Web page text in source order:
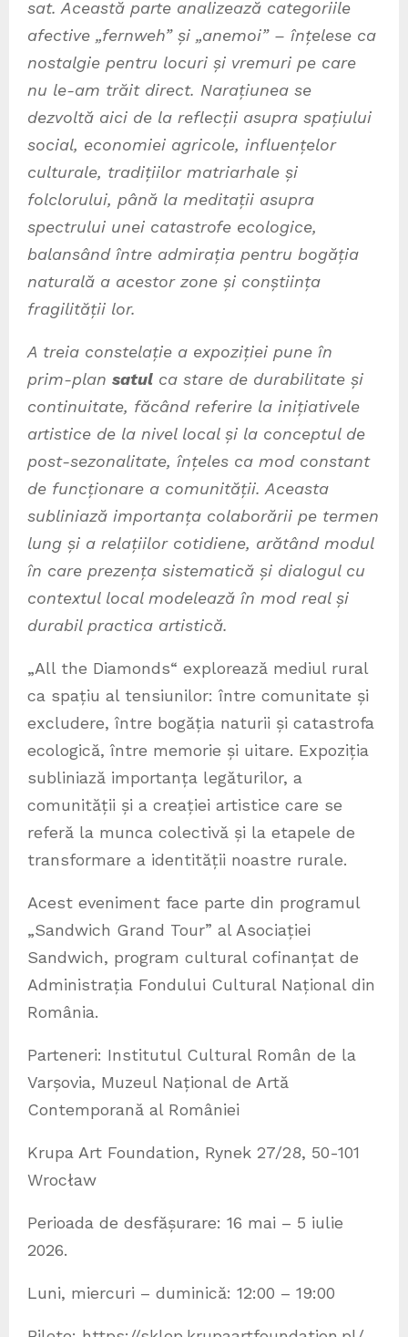
sat. Această parte analizează categoriile
afective „fernweh” și „anemoi” – înțelese ca
nostalgie pentru locuri și vremuri pe care
nu le-am trăit direct. Narațiunea se
dezvoltă aici de la reflecții asupra spațiului
social, economiei agricole, influențelor
culturale, tradițiilor matriarhale și
folclorului, până la meditații asupra
spectrului unei catastrofe ecologice,
balansând între admirația pentru bogăția
naturală a acestor zone și conștiința
fragilității lor.
A treia constelație a expoziției pune în
prim-plan satul ca stare de durabilitate și
continuitate, făcând referire la inițiativele
artistice de la nivel local și la conceptul de
post-sezonalitate, înțeles ca mod constant
de funcționare a comunității. Aceasta
subliniază importanța colaborării pe termen
lung și a relațiilor cotidiene, arătând modul
în care prezența sistematică și dialogul cu
contextul local modelează în mod real și
durabil practica artistică.
„All the Diamonds“ explorează mediul rural
ca spațiu al tensiunilor: între comunitate și
excludere, între bogăția naturii și catastrofa
ecologică, între memorie și uitare. Expoziția
subliniază importanța legăturilor, a
comunității și a creației artistice care se
referă la munca colectivă și la etapele de
transformare a identității noastre rurale.
Acest eveniment face parte din programul
„Sandwich Grand Tour” al Asociației
Sandwich, program cultural cofinanțat de
Administrația Fondului Cultural Național din
România.
Parteneri: Institutul Cultural Român de la
Varșovia, Muzeul Național de Artă
Contemporană al României
Krupa Art Foundation, Rynek 27/28, 50-101
Wrocław
Perioada de desfășurare: 16 mai – 5 iulie
2026.
Luni, miercuri – duminică: 12:00 – 19:00